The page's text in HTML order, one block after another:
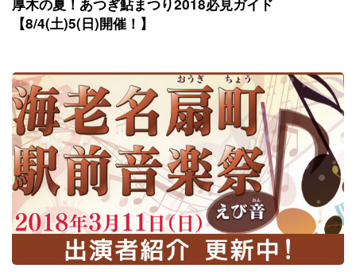
厚木の夏！あつぎ鮎まつり2018必見ガイド
【8/4(土)5(日)開催！】